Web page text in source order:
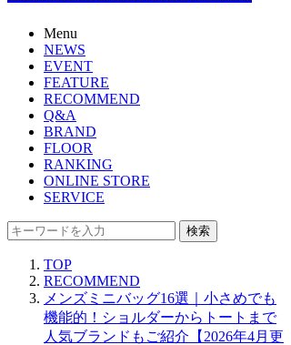
Menu
NEWS
EVENT
FEATURE
RECOMMEND
Q&A
BRAND
FLOOR
RANKING
ONLINE STORE
SERVICE
検索
TOP
RECOMMEND
メンズミニバッグ16選｜小さめでも
機能的！ショルダーからトートまで
人気ブランドもご紹介【2026年4月更